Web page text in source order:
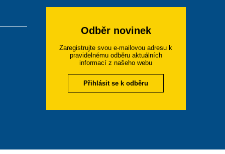
Odběr novinek
Zaregistrujte svou e-mailovou adresu k
pravidelnému odběru aktuálních
informací z našeho webu
Přihlásit se k odběru